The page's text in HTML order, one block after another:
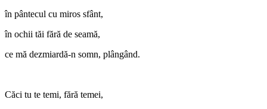
în pântecul cu miros sfânt,
în ochii tăi fără de seamă,
ce mă dezmiardă-n somn, plângând.
Căci tu te temi, fără temei,